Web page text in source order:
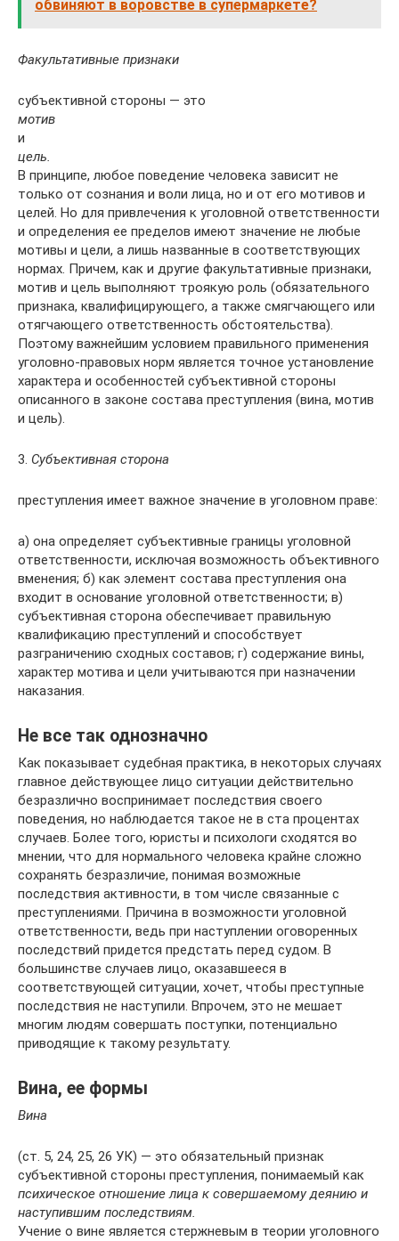
обвиняют в воровстве в супермаркете?
Факультативные признаки
субъективной стороны — это
мотив
и
цель.
В принципе, любое поведение человека зависит не
только от сознания и воли лица, но и от его мотивов и
целей. Но для привлечения к уголовной ответственности
и определения ее пределов имеют значение не любые
мотивы и цели, а лишь названные в соответствующих
нормах. Причем, как и другие факультативные признаки,
мотив и цель выполняют троякую роль (обязательного
признака, квалифицирующего, а также смягчающего или
отягчающего ответственность обстоятельства).
Поэтому важнейшим условием правильного применения
уголовно-правовых норм является точное установление
характера и особенностей субъективной стороны
описанного в законе состава преступления (вина, мотив
и цель).
3. Субъективная сторона
преступления имеет важное значение в уголовном праве:
а) она определяет субъективные границы уголовной
ответственности, исключая возможность объективного
вменения; б) как элемент состава преступления она
входит в основание уголовной ответственности; в)
субъективная сторона обеспечивает правильную
квалификацию преступлений и способствует
разграничению сходных составов; г) содержание вины,
характер мотива и цели учитываются при назначении
наказания.
Не все так однозначно
Как показывает судебная практика, в некоторых случаях
главное действующее лицо ситуации действительно
безразлично воспринимает последствия своего
поведения, но наблюдается такое не в ста процентах
случаев. Более того, юристы и психологи сходятся во
мнении, что для нормального человека крайне сложно
сохранять безразличие, понимая возможные
последствия активности, в том числе связанные с
преступлениями. Причина в возможности уголовной
ответственности, ведь при наступлении оговоренных
последствий придется предстать перед судом. В
большинстве случаев лицо, оказавшееся в
соответствующей ситуации, хочет, чтобы преступные
последствия не наступили. Впрочем, это не мешает
многим людям совершать поступки, потенциально
приводящие к такому результату.
Вина, ее формы
Вина
(ст. 5, 24, 25, 26 УК) — это обязательный признак
субъективной стороны преступления, понимаемый как
психическое отношение лица к совершаемому деянию и
наступившим последствиям.
Учение о вине является стержневым в теории уголовного